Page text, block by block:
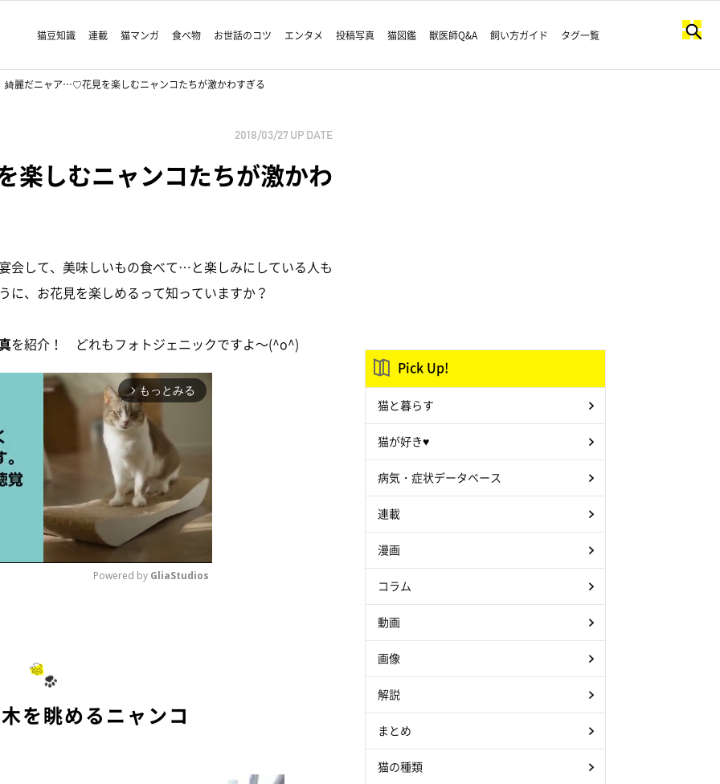
猫豆知識 連載 猫マンガ 食べ物 お世話のコツ エンタメ 投稿写真 猫図鑑 獣医師Q&A 飼い方ガイド タグ一覧
綺麗だニャア…♡花見を楽しむニャンコたちが激かわすぎる
2018/03/27 UP DATE
しむニャンコたちが激かわ
して、美味しいもの食べて…と楽しみにしている人も
に、お花見を楽しめるって知っていますか？
を紹介！ どれもフォトジェニックですよ～(^o^)
arrow_forward_ios もっとみる
Powered by GliaStudios
を眺めるニャンコ
Pick Up!
猫と暮らす
猫が好き♥
病気・症状データベース
連載
漫画
コラム
動画
画像
解説
まとめ
猫の種類